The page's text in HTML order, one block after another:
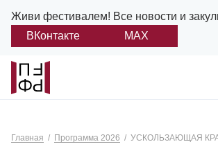
Живи фестивалем! Все новости и
ВКонтакте
MAX
Назад
Платонов
Главная Программа 2026 УСКОЛЬЗАЮЩАЯ